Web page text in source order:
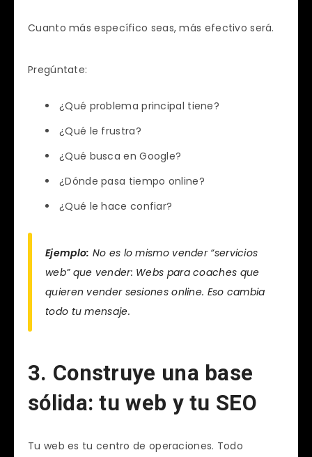
Cuanto más específico seas, más efectivo será.
Pregúntate:
¿Qué problema principal tiene?
¿Qué le frustra?
¿Qué busca en Google?
¿Dónde pasa tiempo online?
¿Qué le hace confiar?
Ejemplo: No es lo mismo vender “servicios
web” que vender: Webs para coaches que
quieren vender sesiones online. Eso cambia
todo tu mensaje.
3. Construye una base
sólida: tu web y tu SEO
Tu web es tu centro de operaciones. Todo